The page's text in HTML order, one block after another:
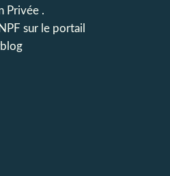
Privée .
sur le portail